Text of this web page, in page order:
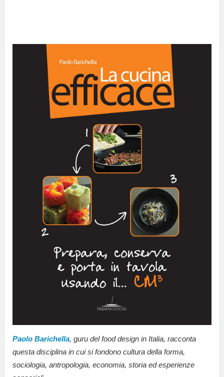
Paolo Barichella, guru del food design in Italia, racconta
questa disciplina in cui si fondono cultura della forma,
sociologia, antropologia, economia, storia ed esperienze